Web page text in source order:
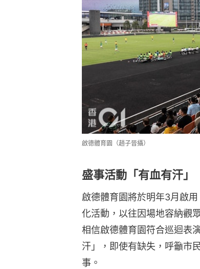
啟德體育園（趙子晉攝）
盛事活動「有血有汗
啟德體育園將於明年3月啟
化活動，以往因場地容納觀
相信啟德體育園符合巡迴表
汗」，即使有缺失，呼籲市
事。